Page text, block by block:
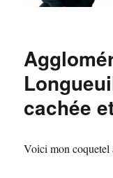
cachée
Voici mon coquetel